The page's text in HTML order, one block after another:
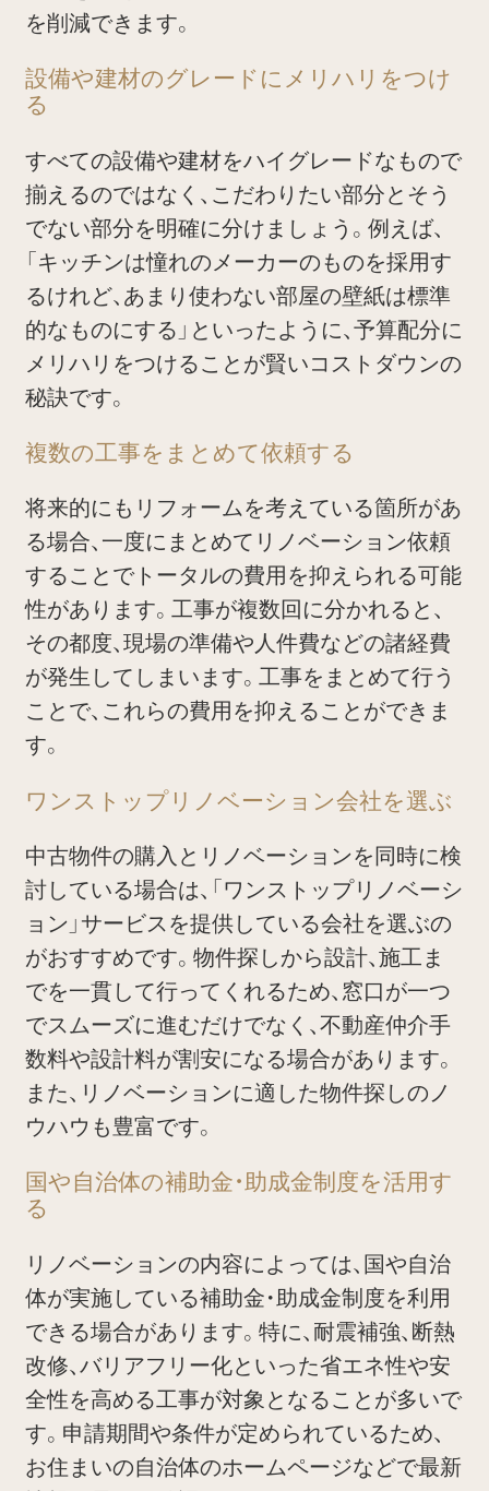
を削減できます。
設備や建材のグレードにメリハリをつけ
る
すべての設備や建材をハイグレードなもので
揃えるのではなく、こだわりたい部分とそう
でない部分を明確に分けましょう。例えば、
「キッチンは憧れのメーカーのものを採用す
るけれど、あまり使わない部屋の壁紙は標準
的なものにする」といったように、予算配分に
メリハリをつけることが賢いコストダウンの
秘訣です。
複数の工事をまとめて依頼する
将来的にもリフォームを考えている箇所があ
る場合、一度にまとめてリノベーション依頼
することでトータルの費用を抑えられる可能
性があります。工事が複数回に分かれると、
その都度、現場の準備や人件費などの諸経費
が発生してしまいます。工事をまとめて行う
ことで、これらの費用を抑えることができま
す。
ワンストップリノベーション会社を選ぶ
中古物件の購入とリノベーションを同時に検
討している場合は、「ワンストップリノベーシ
ョン」サービスを提供している会社を選ぶの
がおすすめです。物件探しから設計、施工ま
でを一貫して行ってくれるため、窓口が一つ
でスムーズに進むだけでなく、不動産仲介手
数料や設計料が割安になる場合があります。
また、リノベーションに適した物件探しのノ
ウハウも豊富です。
国や自治体の補助金・助成金制度を活用す
る
リノベーションの内容によっては、国や自治
体が実施している補助金・助成金制度を利用
できる場合があります。特に、耐震補強、断熱
改修、バリアフリー化といった省エネ性や安
全性を高める工事が対象となることが多いで
す。申請期間や条件が定められているため、
お住まいの自治体のホームページなどで最新